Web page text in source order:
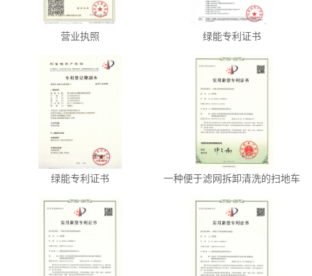
营业执照 绿能专利证书
绿能专利证书 一种便于滤网拆卸清洗的扫地车